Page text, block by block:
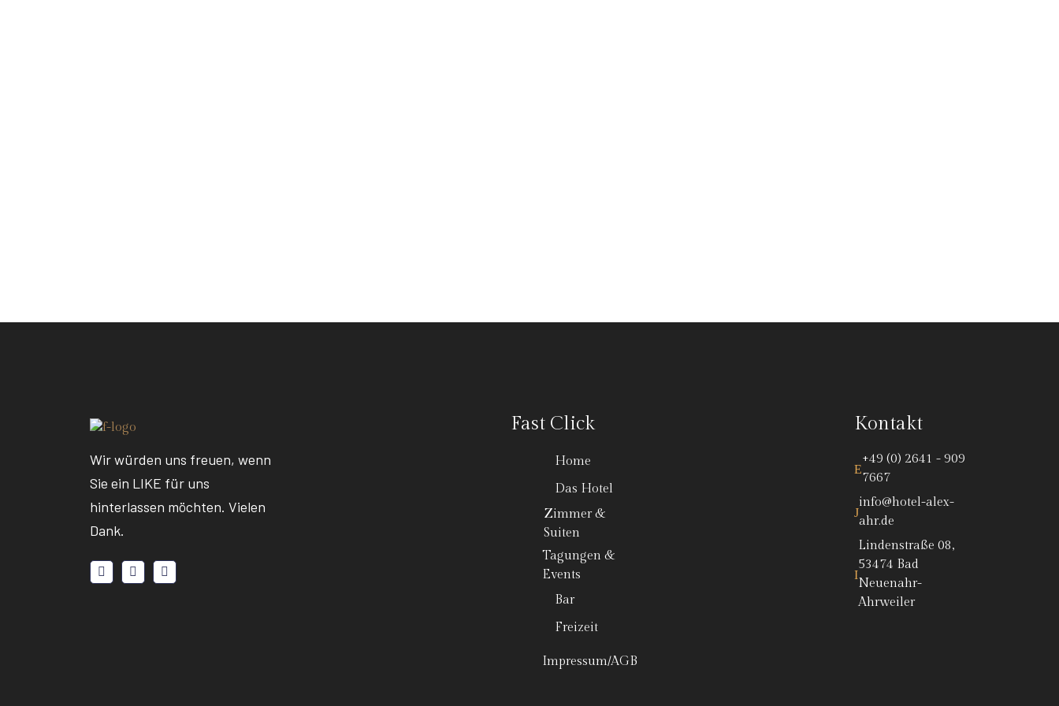
Wir würden uns freuen, wenn
Sie ein LIKE für uns
hinterlassen möchten. Vielen
Dank.
Fast Click
Home
Das Hotel
Zimmer &
Suiten
Tagungen &
Events
Bar
Freizeit
Impressum/AGB
Kontakt
+49 (0) 2641 - 909
7667
info@hotel-alex-
ahr.de
Lindenstraße 08,
53474 Bad
Neuenahr-
Ahrweiler